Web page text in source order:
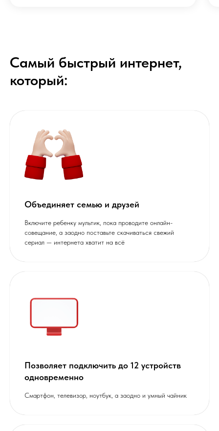
Самый быстрый интернет,
который:
Объединяет семью и друзей
Включите ребенку мультик, пока проводите онлайн-
совещание, а заодно поставьте скачиваться свежий
сериал — интернета хватит на всё
Позволяет подключить до 12 устройств
одновременно
Cмартфон, телевизор, ноутбук, а заодно и умный чайник